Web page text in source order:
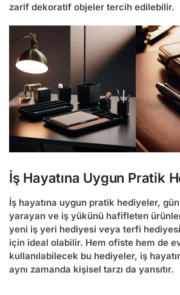
zarif dekoratif objeler tercih edilebilir.
İş Hayatına Uygun Pratik
İş hayatına uygun pratik hediyeler,
yarayan ve iş yükünü hafifleten
yeni iş yeri hediyesi veya terfi
için ideal olabilir. Hem ofiste hem de
kullanılabilecek bu hediyeler, iş
aynı zamanda kişisel tarzı da yansıtır.